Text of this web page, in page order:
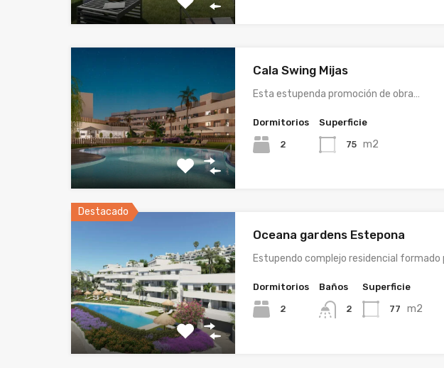
Cala Swing Mijas
Esta estupenda promoción de obra…
Dormitorios
2
Superficie
75 m2
Destacado
Oceana gardens Estepona
Estupendo complejo residencial formado
Dormitorios
2
Baños
2
Superficie
77 m2